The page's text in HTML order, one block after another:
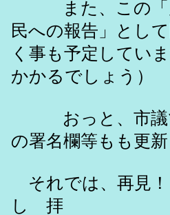
また、この「戸
民への報告」とし
く事も予定してい
かかるでしょう）
おっと、市議で
の署名欄等もも更
それでは、再見
し 拝